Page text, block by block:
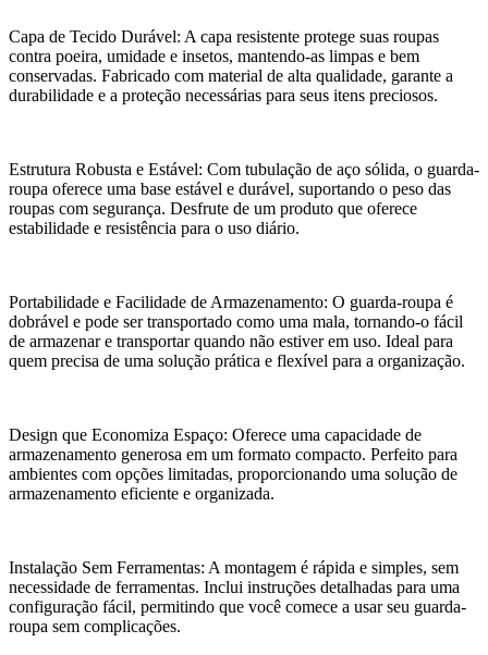
Capa de Tecido Durável: A capa resistente protege suas roupas
contra poeira, umidade e insetos, mantendo-as limpas e bem
conservadas. Fabricado com material de alta qualidade, garante a
durabilidade e a proteção necessárias para seus itens preciosos.
Estrutura Robusta e Estável: Com tubulação de aço sólida, o guarda-
roupa oferece uma base estável e durável, suportando o peso das
roupas com segurança. Desfrute de um produto que oferece
estabilidade e resistência para o uso diário.
Portabilidade e Facilidade de Armazenamento: O guarda-roupa é
dobrável e pode ser transportado como uma mala, tornando-o fácil
de armazenar e transportar quando não estiver em uso. Ideal para
quem precisa de uma solução prática e flexível para a organização.
Design que Economiza Espaço: Oferece uma capacidade de
armazenamento generosa em um formato compacto. Perfeito para
ambientes com opções limitadas, proporcionando uma solução de
armazenamento eficiente e organizada.
Instalação Sem Ferramentas: A montagem é rápida e simples, sem
necessidade de ferramentas. Inclui instruções detalhadas para uma
configuração fácil, permitindo que você comece a usar seu guarda-
roupa sem complicações.